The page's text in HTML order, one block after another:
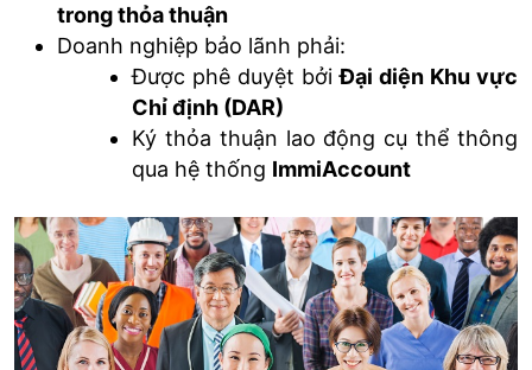
trong thỏa thuận
Doanh nghiệp bảo lãnh phải:
Được phê duyệt bởiĐại diện Khu vực
Chỉ định (DAR)
Ký thỏa thuận lao động cụ thể thông
qua hệ thống ImmiAccount